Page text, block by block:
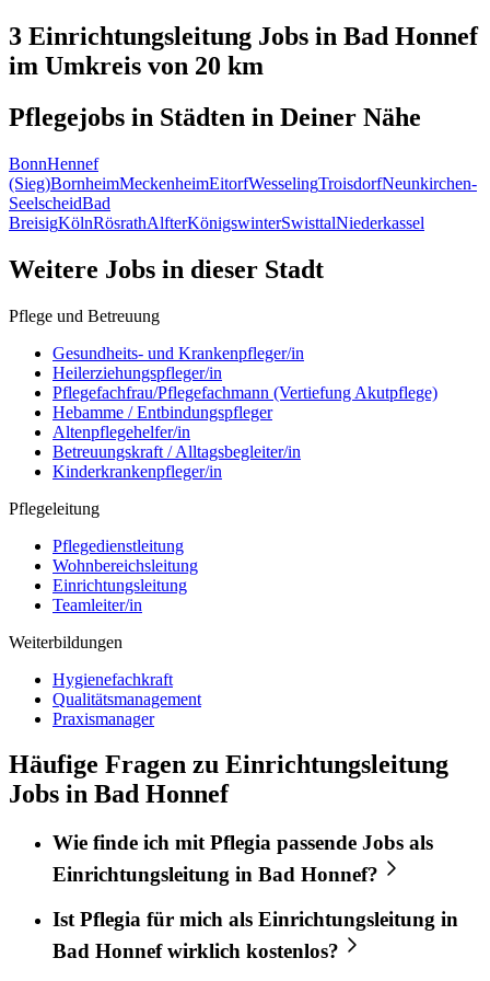
3 Einrichtungsleitung Jobs in Bad Honnef
im Umkreis von 20 km
Pflegejobs in Städten in Deiner Nähe
BonnHennef
(Sieg)BornheimMeckenheimEitorfWesselingTroisdorfNeunkirchen-
SeelscheidBad
BreisigKölnRösrathAlfterKönigswinterSwisttalNiederkassel
Weitere Jobs in dieser Stadt
Pflege und Betreuung
Gesundheits- und Krankenpfleger/in
Heilerziehungspfleger/in
Pflegefachfrau/Pflegefachmann (Vertiefung Akutpflege)
Hebamme / Entbindungspfleger
Altenpflegehelfer/in
Betreuungskraft / Alltagsbegleiter/in
Kinderkrankenpfleger/in
Pflegeleitung
Pflegedienstleitung
Wohnbereichsleitung
Einrichtungsleitung
Teamleiter/in
Weiterbildungen
Hygienefachkraft
Qualitätsmanagement
Praxismanager
Häufige Fragen zu Einrichtungsleitung
Jobs in Bad Honnef
Wie finde ich mitPflegia passende Jobs als
Einrichtungsleitung in Bad Honnef?
Ist Pflegia für mich als Einrichtungsleitung in
Bad Honnefwirklich kostenlos?